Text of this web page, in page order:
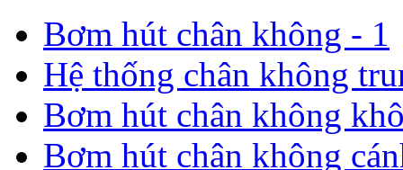
Bơm hút chân không - 1
Hệ thống chân không
Bơm hút chân không
Bơm hút chân không